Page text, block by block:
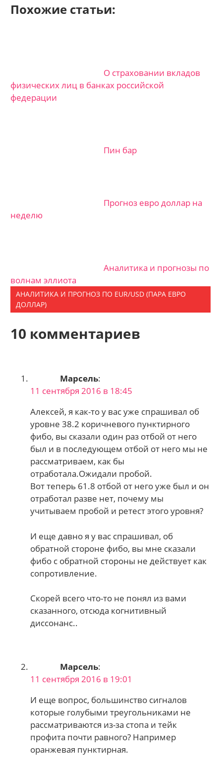
Похожие статьи:
О страховании вкладов
физических лиц в банках российской
федерации
Пин бар
Прогноз евро доллар на
неделю
Аналитика и прогнозы по
волнам эллиота
АНАЛИТИКА И ПРОГНОЗ ПО EUR/USD (ПАРА ЕВРО
ДОЛЛАР)
10 комментариев
Марсель:
11 сентября 2016 в 18:45
Алексей, я как-то у вас уже спрашивал об
уровне 38.2 коричневого пунктирного
фибо, вы сказали один раз отбой от него
был и в последующем отбой от него мы не
рассматриваем, как бы
отработала.Ожидали пробой.
Вот теперь 61.8 отбой от него уже был и он
отработал разве нет, почему мы
учитываем пробой и ретест этого уровня?
И еще давно я у вас спрашивал, об
обратной стороне фибо, вы мне сказали
фибо с обратной стороны не действует как
сопротивление.
Скорей всего что-то не понял из вами
сказанного, отсюда когнитивный
диссонанс..
Марсель:
11 сентября 2016 в 19:01
И еще вопрос, большинство сигналов
которые голубыми треугольниками не
рассматриваются из-за стопа и тейк
профита почти равного? Например
оранжевая пунктирная.